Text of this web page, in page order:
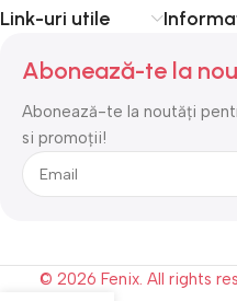
Link-uri utile
Abonează-te la
Abonează-te la noutăți
si promoții!
© 2026 Fenix. All rights